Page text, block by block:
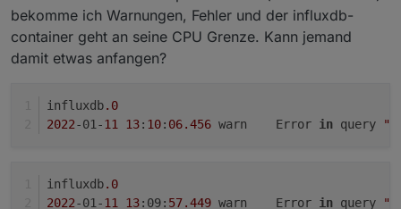
funktionieren genau wie vorher (das gilt jedoch
nicht für Grafana).
neues sauberes System (Debian Container),
kein Upgrade des vorhandenen Containers
Graphen zeigen nur den Verlauf ab der
Umstellung. Man könnte aber alten Container
starten, influxdb-Adapter darauf umstellen, um
alte Daten nachzuschauen, wenn es mal sein
Nach dem Umstellen wurde Container erstmal an
seine RAM-Grenze gebracht und der SWAP ging
an100%. Hat sich aber wieder beruhigt:
bekomme ich Warnungen, Fehler und der influxdb-
container geht an seine CPU Grenze. Kann jemand
damit etwas anfangen?
influxdb.0
2022-01-11 13: 10: 06.456
	warn	Error
in query
influxdb.0
2022-01-11 13:09: 57.449
	warn	Error
in query